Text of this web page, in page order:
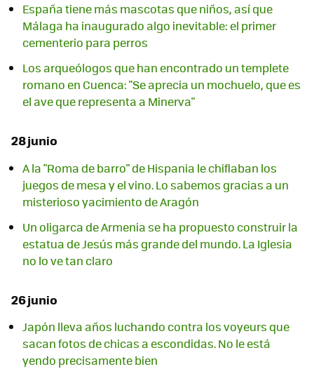
España tiene más mascotas que niños, así que
Málaga ha inaugurado algo inevitable: el primer
cementerio para perros
Los arqueólogos que han encontrado un templete
romano en Cuenca: "Se aprecia un mochuelo, que es
el ave que representa a Minerva"
28 junio
A la "Roma de barro" de Hispania le chiflaban los
juegos de mesa y el vino. Lo sabemos gracias a un
misterioso yacimiento de Aragón
Un oligarca de Armenia se ha propuesto construir la
estatua de Jesús más grande del mundo. La Iglesia
no lo ve tan claro
26 junio
Japón lleva años luchando contra los voyeurs que
sacan fotos de chicas a escondidas. No le está
yendo precisamente bien